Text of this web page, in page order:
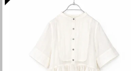
価
格